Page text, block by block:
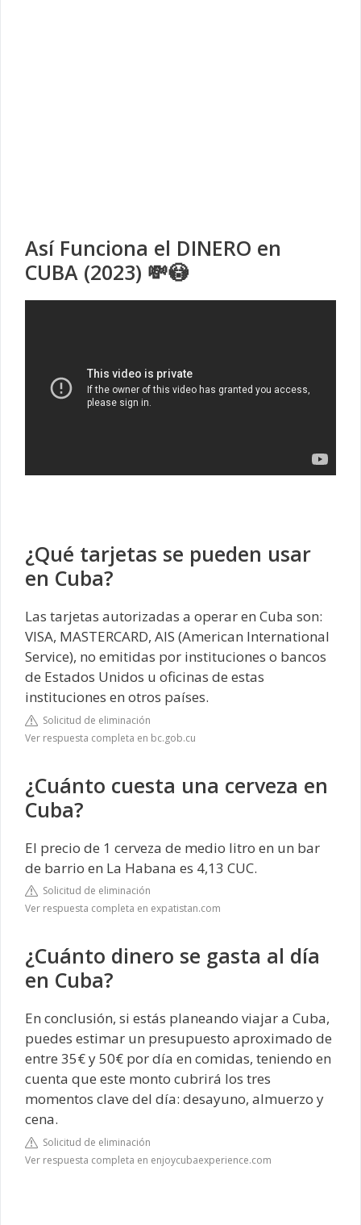
Así Funciona el DINERO en
CUBA (2023) 💸😳
¿Qué tarjetas se pueden usar
en Cuba?
Las tarjetas autorizadas a operar en Cuba son:
VISA, MASTERCARD, AIS (American International
Service), no emitidas por instituciones o bancos
de Estados Unidos u oficinas de estas
instituciones en otros países.
Solicitud de eliminación
Ver respuesta completa en bc.gob.cu
¿Cuánto cuesta una cerveza en
Cuba?
El precio de 1 cerveza de medio litro en un bar
de barrio en La Habana es 4,13 CUC.
Solicitud de eliminación
Ver respuesta completa en expatistan.com
¿Cuánto dinero se gasta al día
en Cuba?
En conclusión, si estás planeando viajar a Cuba,
puedes estimar un presupuesto aproximado de
entre 35€ y 50€ por día en comidas, teniendo en
cuenta que este monto cubrirá los tres
momentos clave del día: desayuno, almuerzo y
cena.
Solicitud de eliminación
Ver respuesta completa en enjoycubaexperience.com